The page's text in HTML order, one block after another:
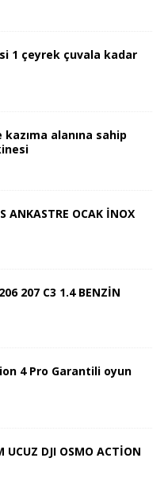
1 çeyrek çuvala kadar
alanına sahip
ANKASTRE OCAK İNOX
207 C3 1.4 BENZİN
4 Pro Garantili oyun
UCUZ DJI OSMO ACTİON